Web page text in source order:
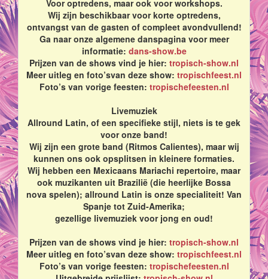
Voor optredens, maar ook voor workshops.
Wij zijn beschikbaar voor korte optredens,
ontvangst van de gasten of compleet avondvullend!
Ga naar onze algemene danspagina voor meer
informatie: dans-show.be
Prijzen van de shows vind je hier: tropisch-show.nl
Meer uitleg en foto’svan deze show: tropischfeest.nl
Foto’s van vorige feesten: tropischefeesten.nl
Livemuziek
Allround Latin, of een specifieke stijl, niets is te gek
voor onze band!
Wij zijn een grote band (Ritmos Calientes), maar wij
kunnen ons ook opsplitsen in kleinere formaties.
Wij hebben een Mexicaans Mariachi repertoire, maar
ook muzikanten uit Brazilië (die heerlijke Bossa
nova spelen); allround Latin is onze specialiteit! Van
Spanje tot Zuid-Amerika;
gezellige livemuziek voor jong en oud!
Prijzen van de shows vind je hier: tropisch-show.nl
Meer uitleg en foto’svan deze show: tropischfeest.nl
Foto’s van vorige feesten: tropischefeesten.nl